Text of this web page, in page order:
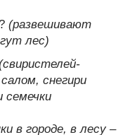
(развешивают
лес)
снегири
семечки
в городе, в лесу –